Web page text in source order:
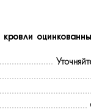
кровли